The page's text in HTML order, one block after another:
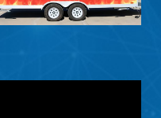
Slovenščina